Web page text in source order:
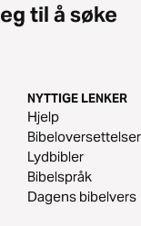
til å søke
NYTTIGE LENKER
Hjelp
Bibeloversettelser
Lydbibler
Bibelspråk
Dagens bibelvers